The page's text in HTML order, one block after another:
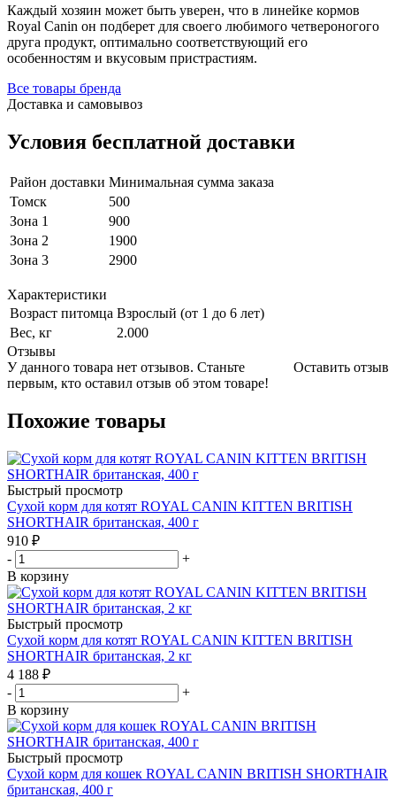
Каждый хозяин может быть уверен, что в линейке кормов
Royal Canin он подберет для своего любимого четвероногого
друга продукт, оптимально соответствующий его
особенностям и вкусовым пристрастиям.
Все товары бренда
Доставка и самовывоз
Условия бесплатной доставки
Район доставки Минимальная сумма заказа
Томск
500
Зона 1
900
Зона 2
1900
Зона 3
2900
Характеристики
Возраст питомца Взрослый (от 1 до 6 лет)
Вес, кг
2.000
Отзывы
Оставить отзыв
У данного товара нет отзывов. Станьте
первым, кто оставил отзыв об этом товаре!
Похожие товары
Быстрый просмотр
Сухой корм для котят ROYAL CANIN KITTEN BRITISH
SHORTHAIR британская, 400 г
910 ₽
-
+
В корзину
Быстрый просмотр
Сухой корм для котят ROYAL CANIN KITTEN BRITISH
SHORTHAIR британская, 2 кг
4 188 ₽
-
+
В корзину
Быстрый просмотр
Сухой корм для кошек ROYAL CANIN BRITISH SHORTHAIR
британская, 400 г